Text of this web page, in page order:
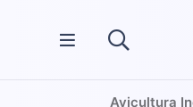
Avicultura